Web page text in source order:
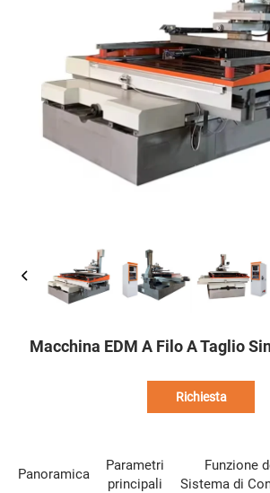
Macchina EDM A Filo A Taglio
Richiesta
Panoramica
Parametri
principali
Funzione
Sistema di